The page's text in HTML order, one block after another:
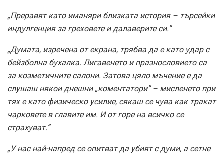
„Преравят като иманяри близката история – търсейки
индулгенция за греховете и далаверите си.”
„Думата, изречена от екрана, трябва да е като удар с
бейзболна бухалка. Лигавенето и празнословието са
за козметичните салони. Затова цяло мъчение е да
слушаш някои днешни „коментатори” – мисленето при
тях е като физическо усилие, сякаш се чува как тракат
чарковете в главите им. И от горе на всичко се
страхуват.”
„У нас най-напред се опитват да убият с думи, а сетне